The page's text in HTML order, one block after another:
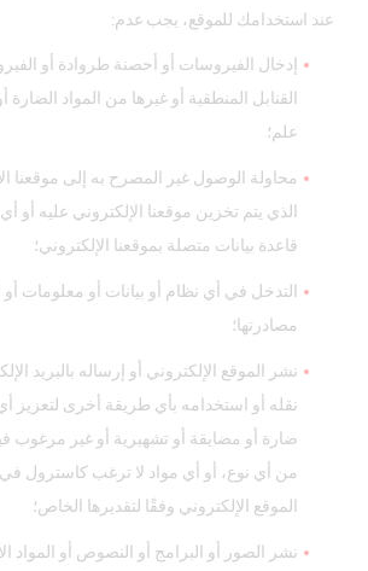
عند استخدامك للموقع، يجب عدم:
إدخال الفيروسات أو أحصنة طروادة أو
القنابل المنطقية أو غيرها من المواد الضارة
علم؛
محاولة الوصول غير المصرح به إلى موقعنا
الذي يتم تخزين موقعنا الإلكتروني عليه أو
قاعدة بيانات متصلة بموقعنا الإلكتروني؛
التدخل في أي نظام أو بيانات أو معلومات أو
مصادرتها؛
نشر الموقع الإلكتروني أو إرساله بالبريد
نقله أو استخدامه بأي طريقة أخرى لتعزيز أي
ضارة أو مضايقة أو تشهيرية أو غير مرغوب
من أي نوع، أو أي مواد لا ترغب كاسترول في
الموقع الإلكتروني وفقًا لتقديرها الخاص؛
نشر الصور أو البرامج أو النصوص أو المواد